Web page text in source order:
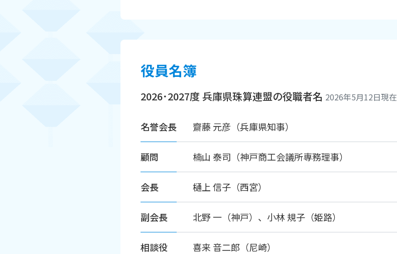
役員名簿
2026･2027度 兵庫県珠算連盟の役職者名 2026年5月12日現在
名誉会長 齋藤 元彦（兵庫県知事）
顧問 楠山 泰司（神戸商工会議所専務理事）
会長 樋上 信子（西宮）
副会長 北野 一（神戸）、 小林 規子（姫路）
相談役 喜来 音二郎（尼崎）